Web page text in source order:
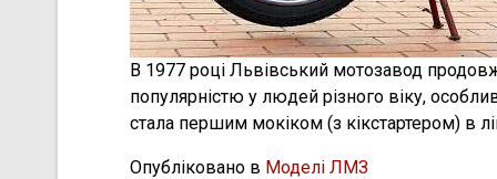
В 1977 році Львівський мотозавод
популярністю у людей різного віку,
стала першим мокіком (з кікстартером) в
Опубліковано в Моделі ЛМЗ